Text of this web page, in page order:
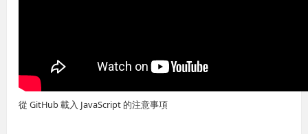
從 GitHub 載入 JavaScript 的注意事項